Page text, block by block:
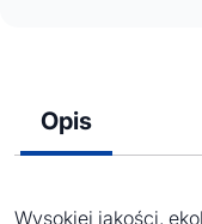
Opis
Wysokiej jakości,